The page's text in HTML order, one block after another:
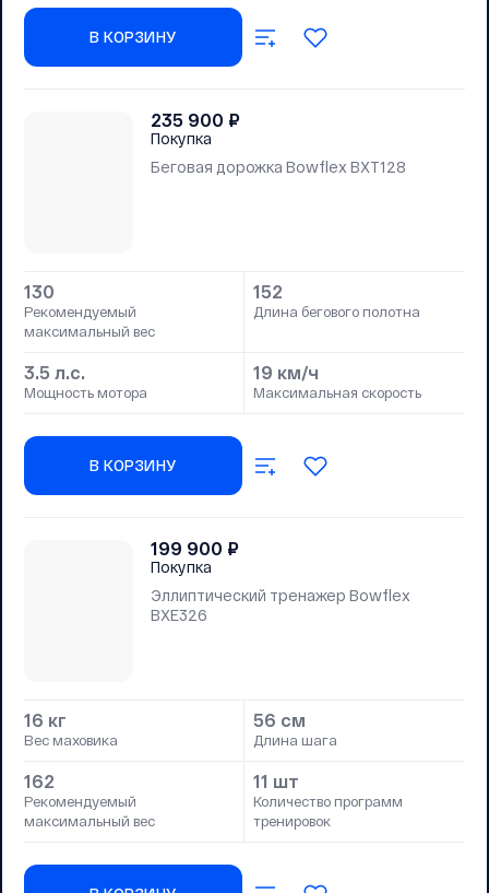
В КОРЗИНУ
235 900 ₽
Покупка
Беговая дорожка Bowflex BXT128
130
Рекомендуемый
максимальный вес
152
Длина бегового полотна
3.5 л.с.
Мощность мотора
19 км/ч
Максимальная скорость
В КОРЗИНУ
199 900 ₽
Покупка
Эллиптический тренажер Bowflex
BXE326
16 кг
Вес маховика
56 см
Длина шага
162
Рекомендуемый
максимальный вес
11 шт
Количество программ
тренировок